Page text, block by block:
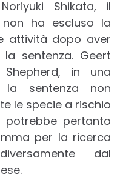
Shikata, il
ha escluso la
attività dopo aver
sentenza. Geert
in una
la sentenza non
le specie a rischio
pertanto
per la ricerca
dal